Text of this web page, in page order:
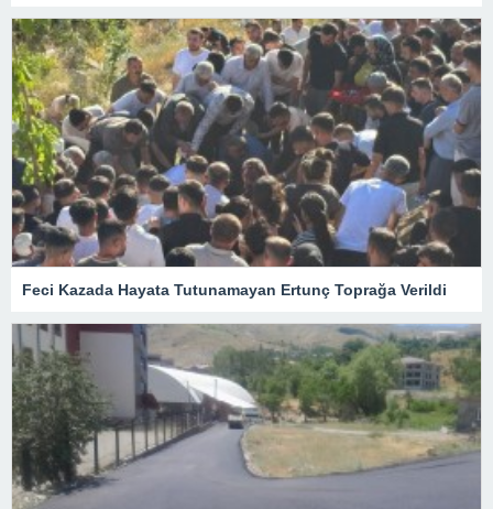
Feci Kazada Hayata Tutunamayan Ertunç Toprağa Verildi